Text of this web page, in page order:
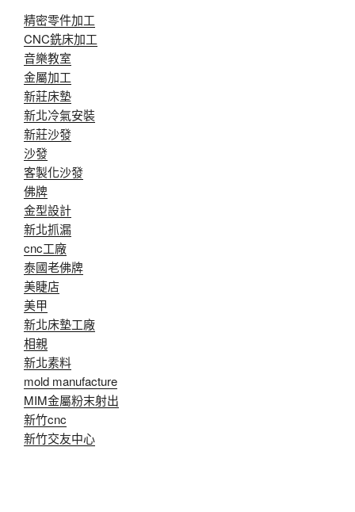
精密零件加工
CNC銑床加工
音樂教室
金屬加工
新莊床墊
新北冷氣安裝
新莊沙發
沙發
客製化沙發
佛牌
金型設計
新北抓漏
cnc工廠
泰國老佛牌
美睫店
美甲
新北床墊工廠
相親
新北素料
mold manufacture
MIM金屬粉末射出
新竹cnc
新竹交友中心